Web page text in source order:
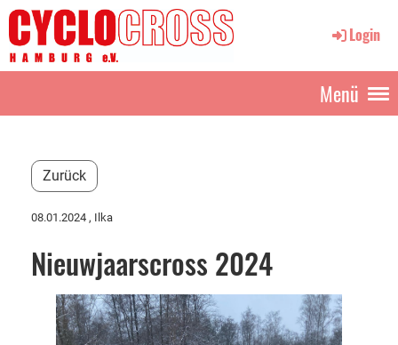
Login
Menü
Zurück
08.01.2024 , Ilka
Nieuwjaarscross 2024